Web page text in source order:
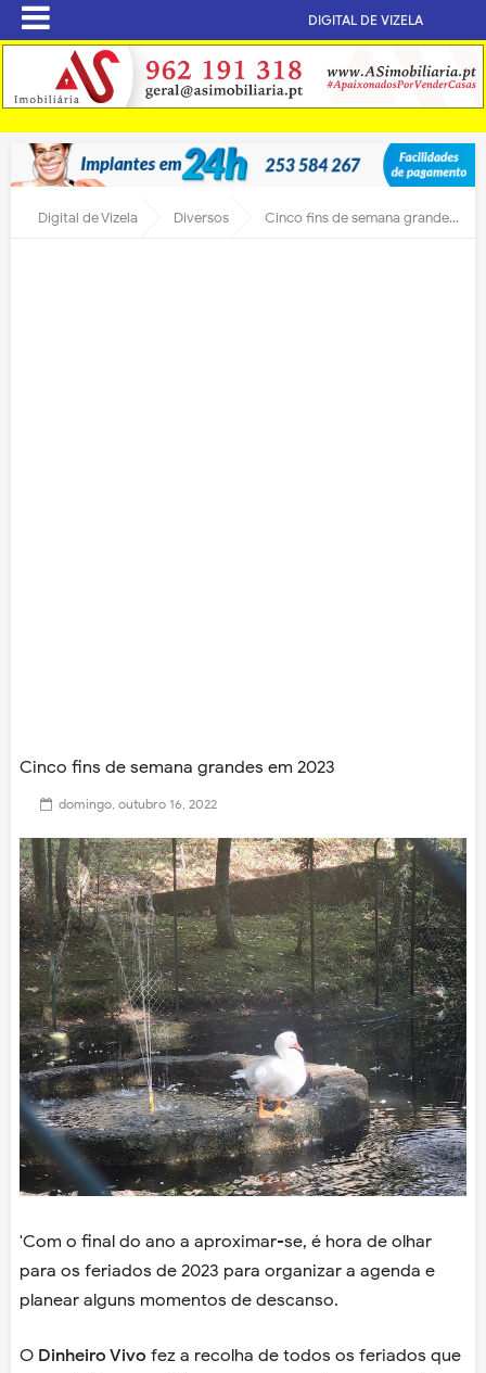
DIGITAL DE VIZELA
Digital de Vizela Diversos Cinco fins de semana grandes em 2023
Cinco fins de semana grandes em 2023
domingo, outubro 16, 2022
'Com o final do ano a aproximar-se, é hora de olhar
para os feriados de 2023 para organizar a agenda e
planear alguns momentos de descanso.
O Dinheiro Vivo fez a recolha de todos os feriados que